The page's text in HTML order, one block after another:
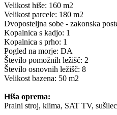
Velikost hiše: 160 m2
Velikost parcele: 180 m2
Dvoposteljna sobe - zakonska
Kopalnica s kadjo: 1
Kopalnica s prho: 1
Pogled na morje: DA
Število pomožnih ležišč: 2
Število osnovnih ležišč: 8
Velikost bazena: 50 m2
Hiša oprema:
Pralni stroj, klima, SAT TV,